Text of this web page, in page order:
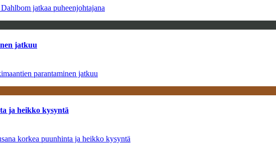
jatkaa puheenjohtajana
jatkuu
parantaminen jatkuu
ja heikko kysyntä
korkea puunhinta ja heikko kysyntä